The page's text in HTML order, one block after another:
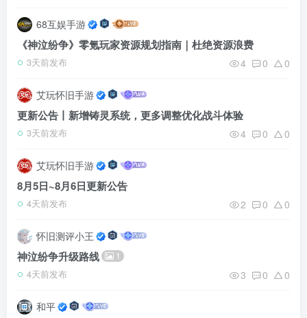
68互娱手游
《神泣纷争》零氪玩家资源规划指南｜杜绝资源浪费
3天前发布 4 0 0
艾玩怀旧手游
更新公告丨新增铸灵系统，更多调整优化战斗体验
3天前发布 4 0 0
艾玩怀旧手游
8月5日~8月6日更新公告
4天前发布 2 0 0
怀旧测评小王
神泣纷争升级路线 1
4天前发布 3 0 0
和平